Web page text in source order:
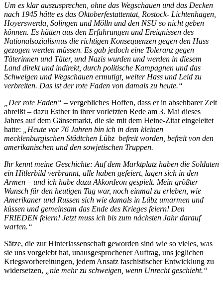
Um es klar auszusprechen, ohne das Wegschauen und das Decken
nach 1945 hätte es das Oktoberfestattentat, Rostock- Lichtenhagen,
Hoyerswerda, Solingen und Mölln und den NSU so nicht geben
können. Es hätten aus den Erfahrungen und Ereignissen des
Nationalsozialismus die richtigen Konsequenzen gegen den Hass
gezogen werden müssen. Es gab jedoch eine Toleranz gegen
Täterinnen und Täter, und Nazis wurden und werden in diesem
Land direkt und indirekt, durch politische Kampagnen und das
Schweigen und Wegschauen ermutigt, weiter Hass und Leid zu
verbreiten. Das ist der rote Faden von damals zu heute.“
„Der rote Faden“ – vergebliches Hoffen, dass er in absehbarer Zeit
abreißt – dazu Esther in ihrer vorletzten Rede am 3. Mai dieses
Jahres auf dem Gänsemarkt, die sie mit dem Heine-Zitat eingeleitet
hatte:
„Heute vor 76 Jahren bin ich in dem kleinen
mecklenburgischen Städtchen Lübz befreit worden, befreit von den
amerikanischen und den sowjetischen Truppen.
Ihr kennt meine Geschichte: Auf dem Marktplatz haben die Soldaten
ein Hitlerbild verbrannt, alle haben gefeiert, lagen sich in den
Armen – und ich habe dazu Akkordeon gespielt. Mein größter
Wunsch für den heutigen Tag war, noch einmal zu erleben, wie
Amerikaner und Russen sich wie damals in Lübz umarmen und
küssen und gemeinsam das Ende des Krieges feiern! Den
FRIEDEN feiern! Jetzt muss ich bis zum nächsten Jahr darauf
warten.“
Sätze, die zur Hinterlassenschaft geworden sind wie so vieles, was
sie uns vorgelebt hat, unausgesprochener Auftrag, uns jeglichen
Kriegsvorbereitungen, jedem Ansatz faschistischer Entwicklung zu
widersetzen,
„nie mehr zu schweigen, wenn Unrecht geschieht.“